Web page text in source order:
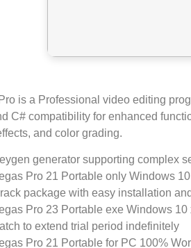
is a Professional video editing
C# compatibility for enhanced
and color grading.
generator supporting complex
Pro 21 Portable only Windows
package with easy installation
Pro 23 Portable exe Windows
to extend trial period indefinitely
Pro 21 Portable for PC 100%